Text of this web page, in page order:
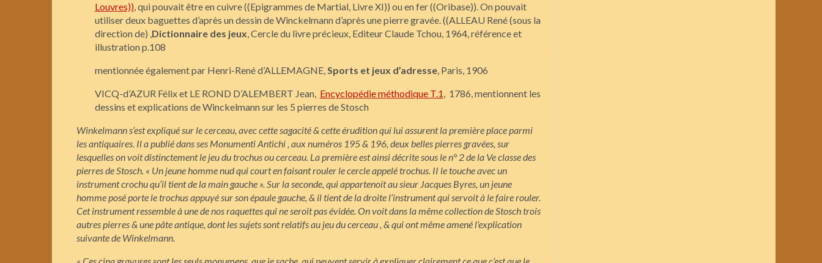
Louvres)), qui pouvait être en cuivre ((Epigrammes de Martial, Livre XI)) ou en fer ((Oribase)). On pouvait
utiliser deux baguettes d’après un dessin de Winckelmann d’après une pierre gravée. ((ALLEAU René (sous la
direction de) ,Dictionnaire des jeux, Cercle du livre précieux, Editeur Claude Tchou, 1964, référence et
illustration p.108
mentionnée également par Henri-René d’ALLEMAGNE,Sports et jeux d’adresse, Paris, 1906
VICQ-d’AZUR Félix et LE ROND D’ALEMBERT Jean, Encyclopédie méthodique T.1, 1786, mentionnent les
dessins et explications de Winckelmann sur les 5 pierres de Stosch
Winkelmann s’est expliqué sur lecerceau, avec cette sagacité & cette érudition qui lui assurent la première place parmi
les antiquaires. Il a publié dans ses Monumenti Antichi , aux numéros 195 & 196, deux belles pierres gravées, sur
lesquelles on voit distinctement le jeu dutrochus oucerceau. La première est ainsi décrite sous le n° 2 de la Ve classe des
pierres de Stosch. « Un jeune homme nud qui court en faisant rouler lecercle appelétrochus. II le touche avec un
instrument crochu qu’il tient de la main gauche ». Sur la seconde, qui appartenoit au sieur Jacques Byres, un jeune
homme posé porte letrochus appuyé sur son épaule gauche, & il tient de la droite l’instrument qui servoit à le faire rouler.
Cet instrument ressemble à une de nos raquettes qui ne seroit pas évidée. On voit dans la même collection de Stosch trois
autres pierres & une pâte antique, dont les sujets sont relatifs au jeu ducerceau , & qui ont même amené l’explication
suivante de Winkelmann.